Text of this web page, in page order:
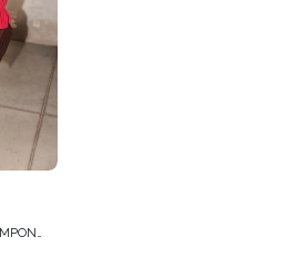
TRUS - ABITO MIDI COLOR LAMPONE CON MANICHE LUNGHE A FANTASIA